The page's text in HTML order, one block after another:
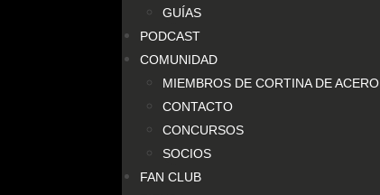
GUÍAS
PODCAST
COMUNIDAD
MIEMBROS DE CORTINA DE ACERO
CONTACTO
CONCURSOS
SOCIOS
FAN CLUB